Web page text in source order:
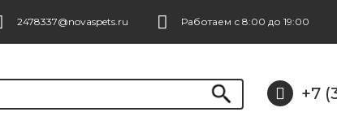
2478337@novaspets.ru Работаем с 8:00 до 19:00
+7